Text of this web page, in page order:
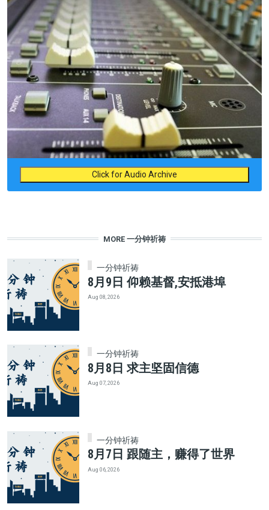
Click for Audio Archive
MORE 一分钟祈祷
一分钟祈祷
8月9日 仰赖基督,安抵港埠
Aug 08, 2026
一分钟祈祷
8月8日 求主坚固信德
Aug 07, 2026
一分钟祈祷
8月7日 跟随主，赚得了世界
Aug 06, 2026